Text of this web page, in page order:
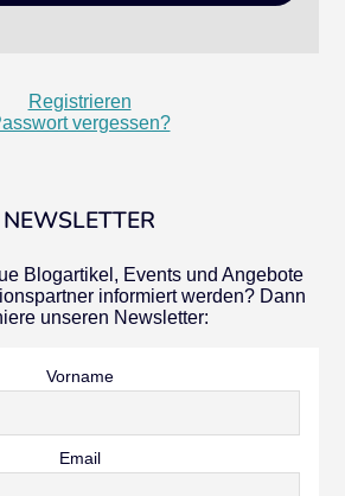
Registrieren
vergessen?
NEWSLETTER
Blogartikel, Events und Angebote
informiert werden? Dann
unseren Newsletter:
Vorname
Email